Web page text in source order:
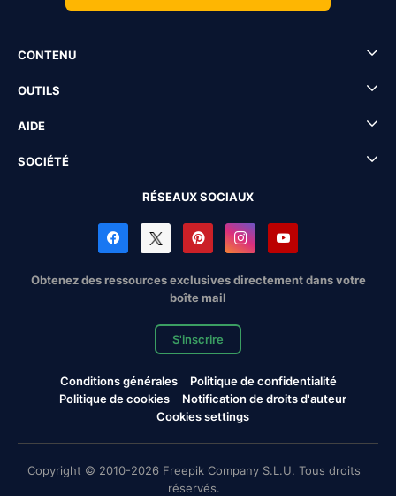
CONTENU
OUTILS
AIDE
SOCIÉTÉ
RÉSEAUX SOCIAUX
Obtenez des ressources exclusives directement dans votre
boîte mail
S'inscrire
Conditions générales
Politique de confidentialité
Politique de cookies
Notification de droits d'auteur
Cookies settings
Copyright © 2010-2026 Freepik Company S.L.U. Tous droits
réservés.